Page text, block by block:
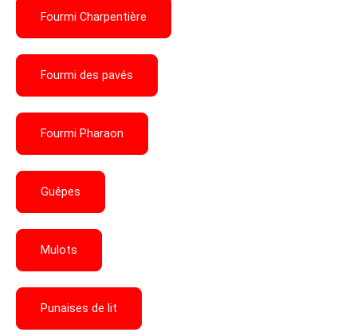
Fourmi Charpentière
Fourmi des pavés
Fourmi Pharaon
Guêpes
Mulots
Punaises de lit